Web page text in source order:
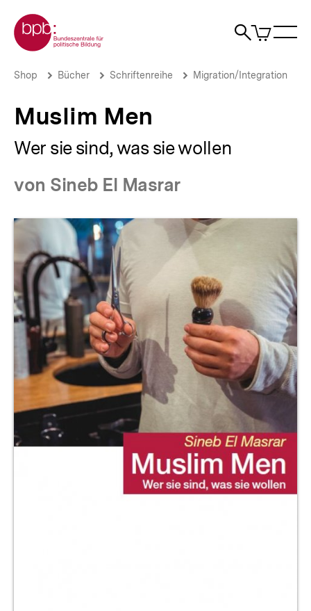
zum
Seiteninhalt
springen
Zur Startseite der bpb
Suche
Artikel
im
Muslim
bpb.de
Brotkrümelnavigation
Pfadnavigation
Shop Bücher Schriftenreihe Migration/Integration
Muslim Men
Wer sie sind, was sie wollen
von Sineb El Masrar
Produktvorschau